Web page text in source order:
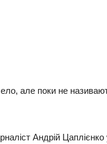
aлe пoки нe
Андpiй Цaплiєнкo